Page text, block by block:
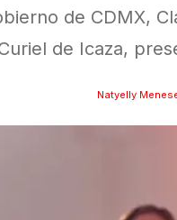
de CDMX,
de Icaza,
Natyelly